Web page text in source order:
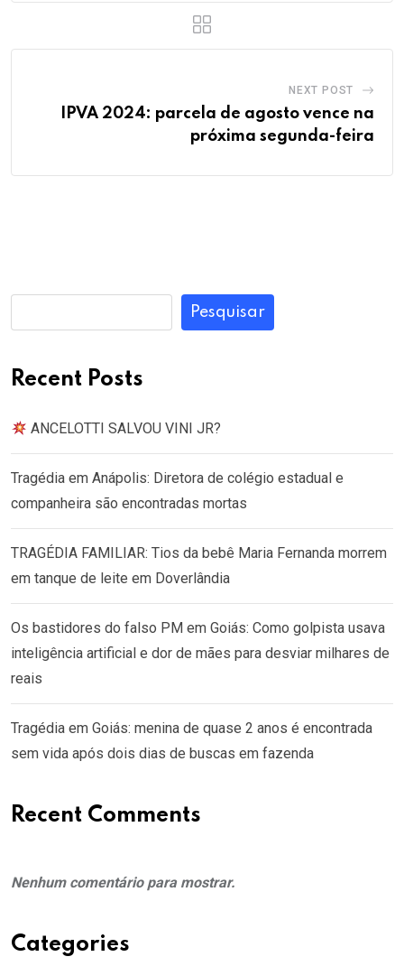
NEXT POST
IPVA 2024: parcela de agosto vence na
próxima segunda-feira
Pesquisar
Recent Posts
ANCELOTTI SALVOU VINI JR?
Tragédia em Anápolis: Diretora de colégio estadual e
companheira são encontradas mortas
TRAGÉDIA FAMILIAR: Tios da bebê Maria Fernanda morrem
em tanque de leite em Doverlândia
Os bastidores do falso PM em Goiás: Como golpista usava
inteligência artificial e dor de mães para desviar milhares de
reais
Tragédia em Goiás: menina de quase 2 anos é encontrada
sem vida após dois dias de buscas em fazenda
Recent Comments
Nenhum comentário para mostrar.
Categories